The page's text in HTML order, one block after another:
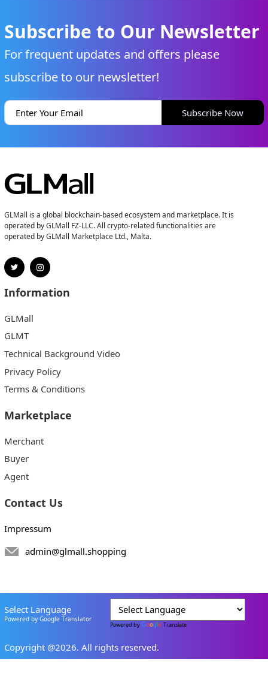
Subscribe to Our Newsletter
For frequent updates and offers please
subscribe to our newsletter!
Subscribe Now
GLMall is a global blockchain-based ecosystem and marketplace. It is
operated by GLMall FZ-LLC. All crypto-related functionalities are
operated by GLMall Marketplace Ltd., Malta.
Information
GLMall
GLMT
Technical Background Video
Privacy Policy
Terms & Conditions
Marketplace
Merchant
Buyer
Agent
Contact Us
Impressum
admin@glmall.shopping
Select Language
Powered by Google Translator
Powered by Translate
Copyright @2026. All rights reserved.